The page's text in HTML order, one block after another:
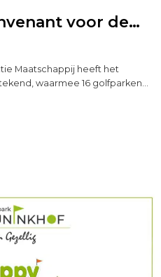
voor de
Maatschappij heeft het
waarmee 16 golfparken